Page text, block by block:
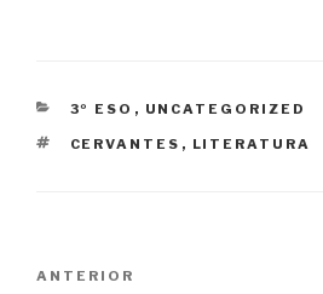
CATEGORÍAS
3º ESO , UNCATEGORIZED
ETIQUETAS
CERVANTES , LITERATURA
Entrada
ANTERIOR